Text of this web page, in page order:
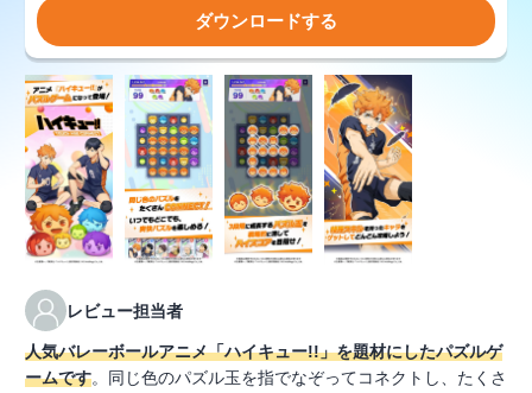
ダウンロードする
レビュー担当者
人気バレーボールアニメ「ハイキュー!!」を題材にしたパズルゲ
ームです。同じ色のパズル玉を指でなぞってコネクトし、たくさ